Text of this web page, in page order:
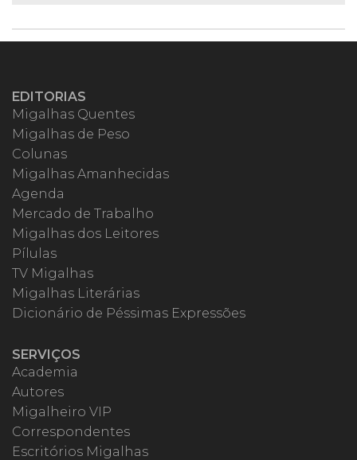
EDITORIAS
Migalhas Quentes
Migalhas de Peso
Colunas
Migalhas Amanhecidas
Agenda
Mercado de Trabalho
Migalhas dos Leitores
Pílulas
TV Migalhas
Migalhas Literárias
Dicionário de Péssimas Expressões
SERVIÇOS
Academia
Autores
Migalheiro VIP
Correspondentes
Escritórios Migalhas